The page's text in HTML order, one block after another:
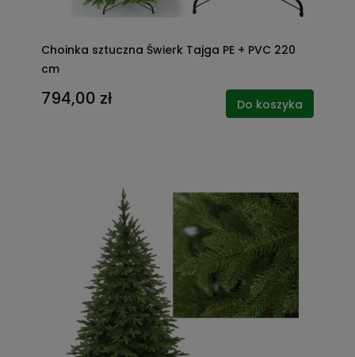
Choinka sztuczna Świerk Tajga PE + PVC 220
cm
794,00 zł Do koszyka